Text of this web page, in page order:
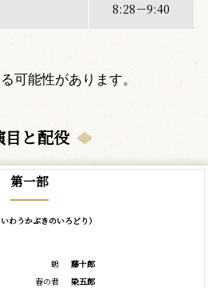
8:28－9:40
可能性があります。
目と配役
第一部
わうかぶきのいろどり）
鶴
春の君
藤十郎
染五郎